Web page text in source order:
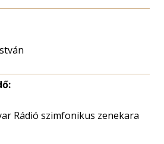
Rádió szimfonikus zenekara